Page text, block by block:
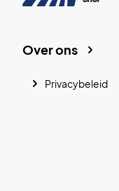
Over ons
Privacybeleid